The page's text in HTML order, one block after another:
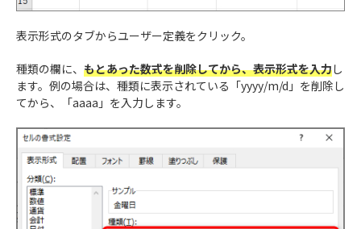
表示形式のタブからユーザー定義をクリック。
種類の欄に、 もとあった数式を削除してから、表示形式を入力し
ます。例の場合は、種類に表示されている「yyyy/m/d」を削除し
てから、「aaaa」を入力します。